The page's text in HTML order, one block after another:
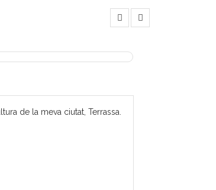
de la meva ciutat, Terrassa.